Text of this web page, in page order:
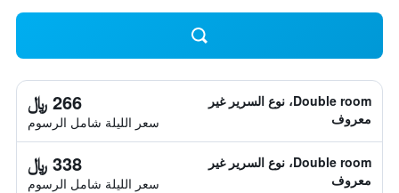
Double room، نوع السرير غير
معروف
266 ﷼
سعر الليلة شامل الرسوم
Double room، نوع السرير غير
معروف
338 ﷼
سعر الليلة شامل الرسوم